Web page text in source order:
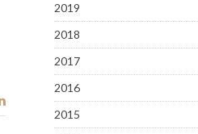
2019
2018
2017
2016
2015